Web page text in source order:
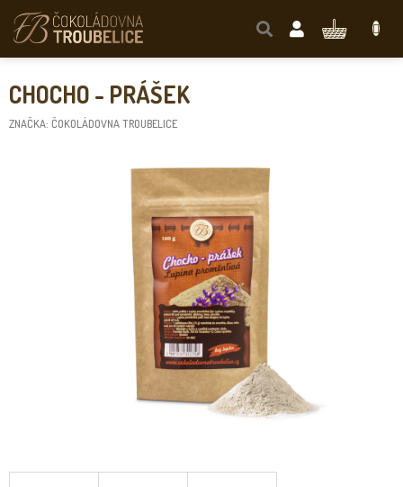
obsah
NÁKUPNÍ
CHOCHO - PRÁŠEK
ZNAČKA: ČOKOLÁDOVNA TROUBELICE